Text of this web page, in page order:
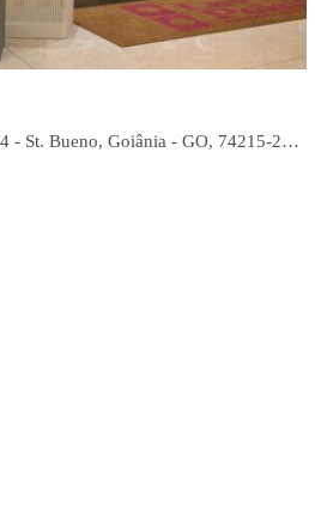
Av. Mutirão, 1944 - St. Bueno, Goiânia - GO, 74215-240, Brasil